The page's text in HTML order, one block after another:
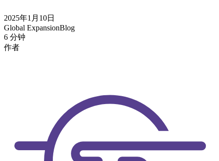
2025年1月10日
Global ExpansionBlog
6 分钟
作者